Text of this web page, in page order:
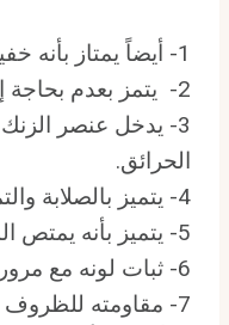
1- أيضاً يمتاز بأنه خفيف الوزن.
2- يتمز بعدم بحاجة إلى صيانة.
3- يدخل عنصر
الحرائق.
4- يتميز بالصلابة والتماسك والمتانة.
5- يتميز بأنه يمتص الماء بنسبة قليلة.
6- ثبات لونه مع مرور الوقت ولا يتغير لونه.
7- مقاومته للظروف